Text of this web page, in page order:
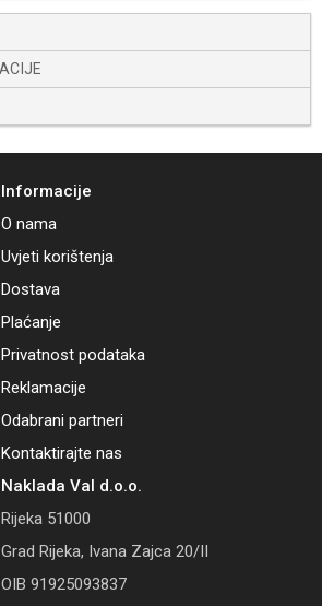
Informacije
O nama
Uvjeti korištenja
Dostava
Plaćanje
Privatnost podataka
Reklamacije
Odabrani partneri
Kontaktirajte nas
Naklada Val d.o.o.
Rijeka 51000
Grad Rijeka, Ivana Zajca 20/II
OIB 91925093837